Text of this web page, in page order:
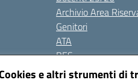
e altri strumenti di
Archivio Area
Genitori
ATA
BES
Modulistica